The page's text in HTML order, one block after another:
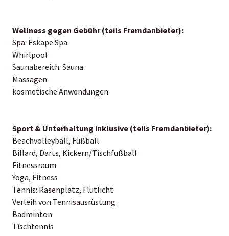
Wellness gegen Gebühr (teils Fremdanbieter):
Spa: Eskape Spa
Whirlpool
Saunabereich: Sauna
Massagen
kosmetische Anwendungen
Sport & Unterhaltung inklusive (teils Fremdanbieter):
Beachvolleyball, Fußball
Billard, Darts, Kickern/Tischfußball
Fitnessraum
Yoga, Fitness
Tennis: Rasenplatz, Flutlicht
Verleih von Tennisausrüstung
Badminton
Tischtennis